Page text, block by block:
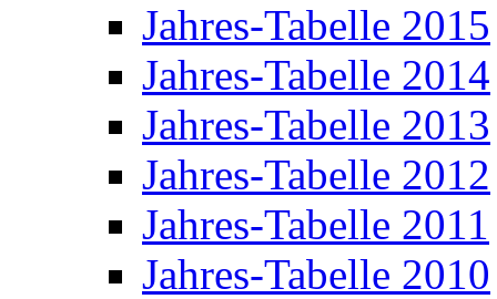
Jahres-Tabelle 2015
Jahres-Tabelle 2014
Jahres-Tabelle 2013
Jahres-Tabelle 2012
Jahres-Tabelle 2011
Jahres-Tabelle 2010